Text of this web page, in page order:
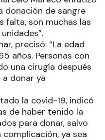
donación de sangre
falta, son muchas las
precisó: “La edad
años. Personas con
una cirugía después
a donar ya
la covid-19, indicó
de haber tenido la
para donar, salvo
ya sea